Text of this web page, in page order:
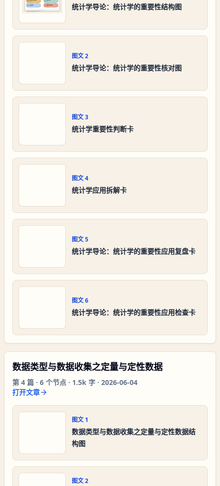
统计学导论：统计学的重要性结构图
图文2
统计学导论：统计学的重要性核对图
图文3
统计学重要性判断卡
图文4
统计学应用拆解卡
图文5
统计学导论：统计学的重要性应用复盘卡
图文6
统计学导论：统计学的重要性应用检查卡
数据类型与数据收集之定量与定性数据
第 4 篇 · 6 个节点 · 1.5k 字 · 2026-06-04
打开文章
图文 1
数据类型与数据收集之定量与定性数据结
构图
图文2